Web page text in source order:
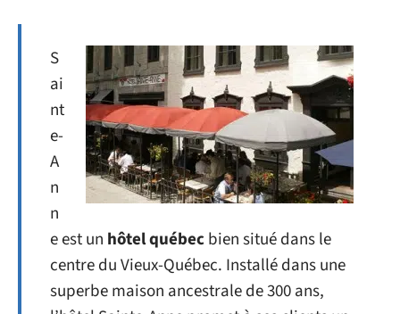
S
ai
nt
e-
A
n
n
e est un hôtel québecbien situé dans le
centre du Vieux-Québec. Installé dans une
superbe maison ancestrale de 300 ans,